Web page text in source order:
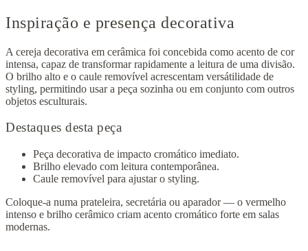
Inspiração e presença decorativa
A cereja decorativa em cerâmica foi concebida como acento de cor
intensa, capaz de transformar rapidamente a leitura de uma divisão.
O brilho alto e o caule removível acrescentam versátilidade de
styling, permitindo usar a peça sozinha ou em conjunto com outros
objetos esculturais.
Destaques desta peça
Peça decorativa de impacto cromático imediato.
Brilho elevado com leitura contemporânea.
Caule removível para ajustar o styling.
Coloque-a numa prateleira, secretária ou aparador — o vermelho
intenso e brilho cerâmico criam acento cromático forte em salas
modernas.